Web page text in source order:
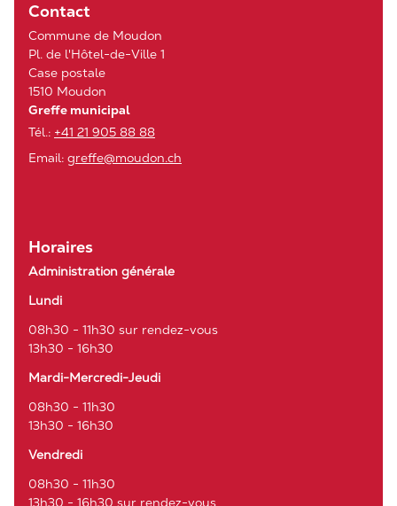
Contact
Commune de Moudon
Pl. de l'Hôtel-de-Ville 1
Case postale
1510 Moudon
Greffe municipal
Tél.: +41 21 905 88 88
Email: greffe@moudon.ch
Horaires
Administration générale
Lundi
08h30 - 11h30 sur rendez-vous
13h30 - 16h30
Mardi-Mercredi-Jeudi
08h30 - 11h30
13h30 - 16h30
Vendredi
08h30 - 11h30
13h30 - 16h30 sur rendez-vous